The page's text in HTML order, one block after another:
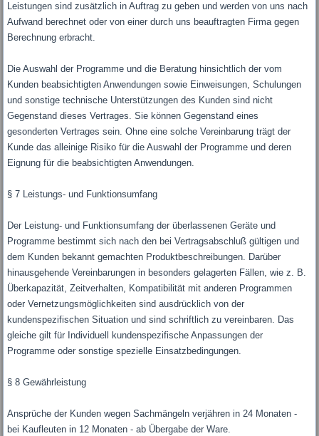
Leistungen sind zusätzlich in Auftrag zu geben und werden von uns nach
Aufwand berechnet oder von einer durch uns beauftragten Firma gegen
Berechnung erbracht.
Die Auswahl der Programme und die Beratung hinsichtlich der vom
Kunden beabsichtigten Anwendungen sowie Einweisungen, Schulungen
und sonstige technische Unterstützungen des Kunden sind nicht
Gegenstand dieses Vertrages. Sie können Gegenstand eines
gesonderten Vertrages sein. Ohne eine solche Vereinbarung trägt der
Kunde das alleinige Risiko für die Auswahl der Programme und deren
Eignung für die beabsichtigten Anwendungen.
§ 7 Leistungs- und Funktionsumfang
Der Leistung- und Funktionsumfang der überlassenen Geräte und
Programme bestimmt sich nach den bei Vertragsabschluß gültigen und
dem Kunden bekannt gemachten Produktbeschreibungen. Darüber
hinausgehende Vereinbarungen in besonders gelagerten Fällen, wie z. B.
Überkapazität, Zeitverhalten, Kompatibilität mit anderen Programmen
oder Vernetzungsmöglichkeiten sind ausdrücklich von der
kundenspezifischen Situation und sind schriftlich zu vereinbaren. Das
gleiche gilt für Individuell kundenspezifische Anpassungen der
Programme oder sonstige spezielle Einsatzbedingungen.
§ 8 Gewährleistung
Ansprüche der Kunden wegen Sachmängeln verjähren in 24 Monaten -
bei Kaufleuten in 12 Monaten - ab Übergabe der Ware.